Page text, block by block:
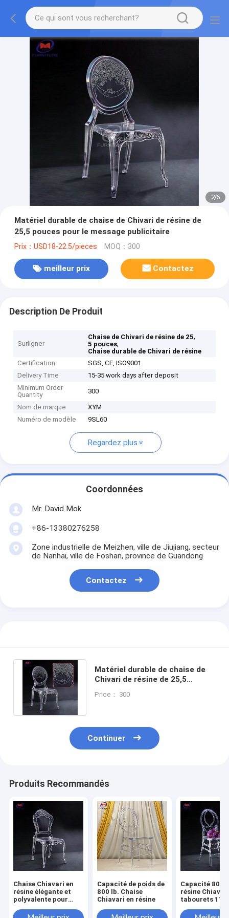
2/6
Matériel durable de chaise de Chivari de résine de
25,5 pouces pour le message publicitaire
Prix：USD18-22.5/pieces MOQ：300
meilleur prix Contactez
Description De Produit
Surligner
Chaise de Chivari de résine de 25,
5 pouces,
Chaise durable de Chivari de résine
Certification
SGS, CE, ISO9001
Delivery Time
15-35 work days after deposit
Minimum Order
Quantity
300
Nom de marque
XYM
Numéro de modèle
9SL60
Regardez plus
Coordonnées
Mr. David Mok
+86-13380276258
Zone industrielle de Meizhen, ville de Jiujiang, secteur
de Nanhai, ville de Foshan, province de Guandong
Contactez
Matériel durable de chaise de
Chivari de résine de 25,5
publicitaire
Price： 300
Continuer
Produits Recommandés
Chaise Chiavari en
résine élégante et
polyvalente pour
ans de garantie
Capacité de poids de
800 lb. Chaise
Chiavari en résine
Capacité 800
résine
tabourets 17,5
siège Pas